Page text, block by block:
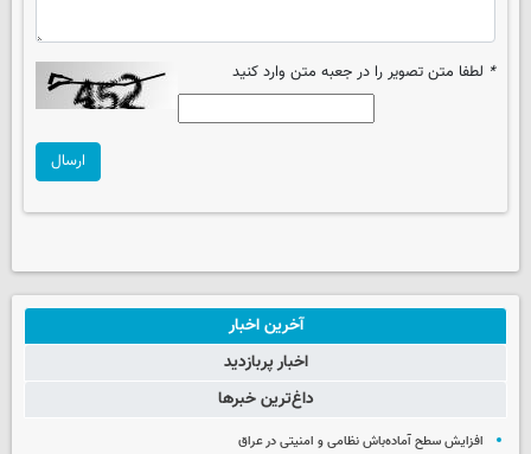
* لطفا متن تصویر را در جعبه متن وارد کنید
ارسال
آخرین اخبار
اخبار پربازدید
داغ‌ترین خبرها
افزایش سطح آماده‌باش نظامی و امنیتی در عراق